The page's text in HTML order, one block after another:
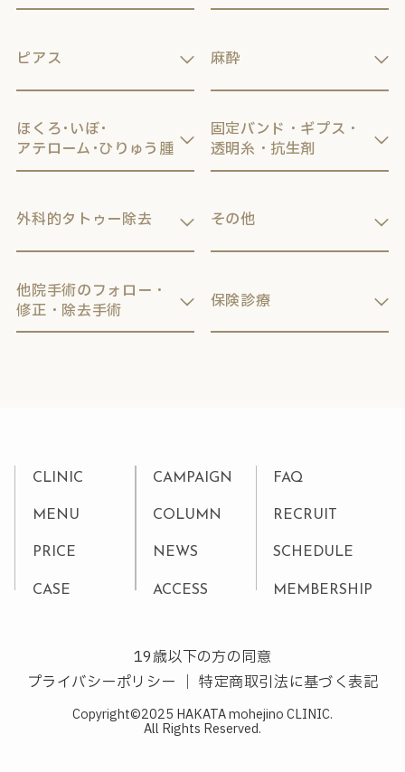
ピアス
ほくろ･いぼ･
アテローム･ひりゅう腫
外科的タトゥー除去
他院手術のフォロー・
修正・除去手術
麻酔
固定バンド・ギプス・
透明糸・抗生剤
その他
保険診療
CLINIC
MENU
PRICE
CASE
CAMPAIGN
COLUMN
NEWS
ACCESS
FAQ
RECRUIT
SCHEDULE
MEMBERSHIP
19歳以下の方の同意
プライバシーポリシー ｜特定商取引法に基づく表記
Copyright©2025 HAKATA mohejino CLINIC.
All Rights Reserved.